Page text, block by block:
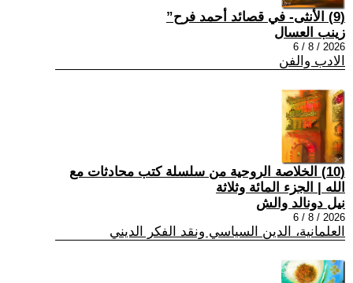
(9) الأنثى- في قصائد أحمد فرح”
زينب العسال
2026 / 8 / 6
الادب والفن
(10) الخلاصة الروحية من سلسلة كتب محادثات مع
الله | الجزء المائة وثلاثة
نيل دونالد والش
2026 / 8 / 6
العلمانية، الدين السياسي ونقد الفكر الديني